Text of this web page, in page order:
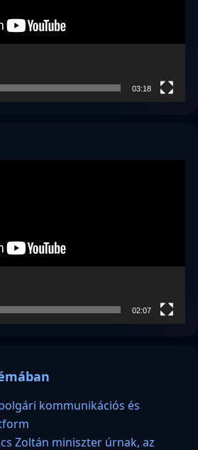
03:18
02:07
kommunikációs és
Zoltán miniszter úrnak, az